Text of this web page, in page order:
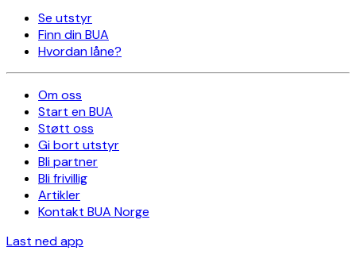
Se utstyr
Finn din BUA
Hvordan låne?
Om oss
Start en BUA
Støtt oss
Gi bort utstyr
Bli partner
Bli frivillig
Artikler
Kontakt BUA Norge
Last ned app